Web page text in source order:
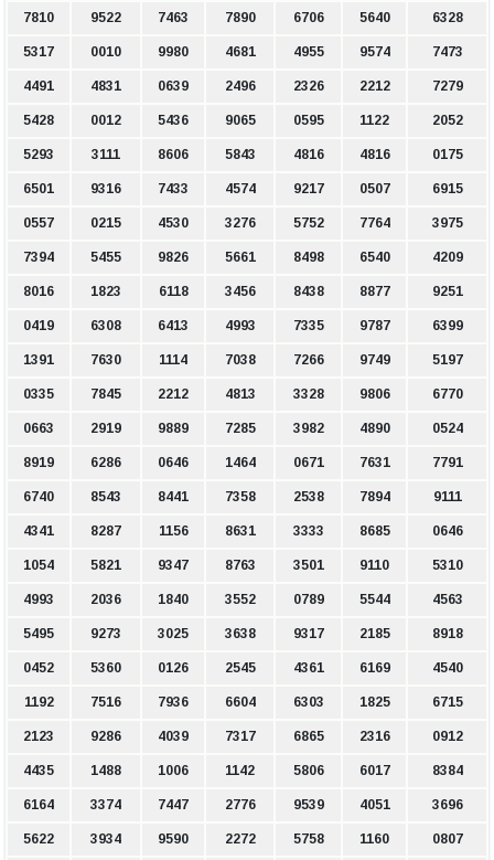
7810 9522 7463 7890 6706 5640 6328
5317 0010 9980 4681 4955 9574 7473
4491 4831 0639 2496 2326 2212 7279
5428 0012 5436 9065 0595 1122 2052
5293 3111 8606 5843 4816 4816 0175
6501 9316 7433 4574 9217 0507 6915
0557 0215 4530 3276 5752 7764 3975
7394 5455 9826 5661 8498 6540 4209
8016 1823 6118 3456 8438 8877 9251
0419 6308 6413 4993 7335 9787 6399
1391 7630 1114 7038 7266 9749 5197
0335 7845 2212 4813 3328 9806 6770
0663 2919 9889 7285 3982 4890 0524
8919 6286 0646 1464 0671 7631 7791
6740 8543 8441 7358 2538 7894 9111
4341 8287 1156 8631 3333 8685 0646
1054 5821 9347 8763 3501 9110 5310
4993 2036 1840 3552 0789 5544 4563
5495 9273 3025 3638 9317 2185 8918
0452 5360 0126 2545 4361 6169 4540
1192 7516 7936 6604 6303 1825 6715
2123 9286 4039 7317 6865 2316 0912
4435 1488 1006 1142 5806 6017 8384
6164 3374 7447 2776 9539 4051 3696
5622 3934 9590 2272 5758 1160 0807